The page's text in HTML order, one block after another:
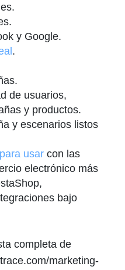
y Google.
.
de usuarios,
y productos.
y escenarios listos
usar con las
electrónico más
bajo
completa de
marketing-